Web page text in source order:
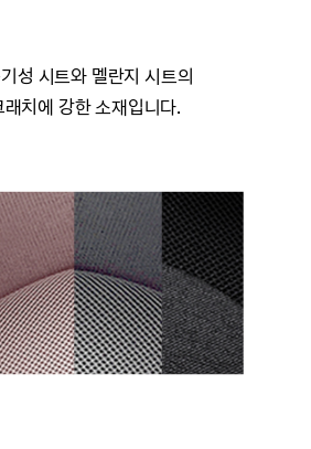
성 시트와 멜란지 시트의
치에 강한 소재입니다.